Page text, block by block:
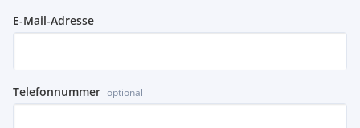
E-Mail-Adresse
Telefonnummer optional